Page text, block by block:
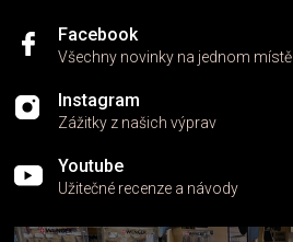
Facebook
Všechny novinky na jednom místě
Instagram
Zážitky z našich výprav
Youtube
Užitečné recenze a návody